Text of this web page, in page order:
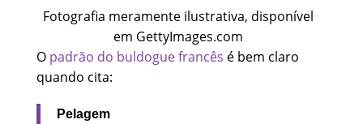
Fotografia meramente ilustrativa, disponível
em GettyImages.com
Opadrão do buldogue francês é bem claro
quando cita:
Pelagem